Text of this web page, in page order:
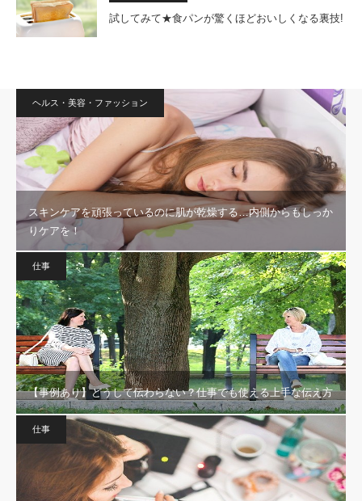
試してみて★食パンが驚くほどおいしくなる裏技!
ヘルス・美容・ファッション
スキンケアを頑張っているのに肌が乾燥する…内側からもしっか
りケアを！
仕事
【事例あり】どうして伝わらない？仕事でも使える上手な伝え方
仕事